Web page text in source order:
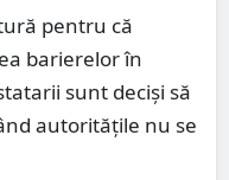
pentru că
barierelor în
sunt deciși să
autoritățile nu se